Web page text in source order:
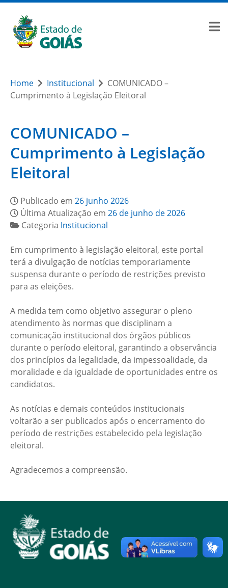
Home Institucional
COMUNICADO –
Cumprimento à Legislação Eleitoral
COMUNICADO –
Cumprimento à Legislação
Eleitoral
Publicado em 26 junho 2026
Última Atualização em 26 de junho de 2026
Categoria Institucional
Em cumprimento à legislação eleitoral, este portal
terá a divulgação de notícias temporariamente
suspensa durante o período de restrições previsto
para as eleições.
A medida tem como objetivo assegurar o pleno
atendimento às normas que disciplinam a
comunicação institucional dos órgãos públicos
durante o período eleitoral, garantindo a observância
dos princípios da legalidade, da impessoalidade, da
moralidade e da igualdade de oportunidades entre os
candidatos.
As notícias e demais conteúdos institucionais
voltarão a ser publicados após o encerramento do
período de restrições estabelecido pela legislação
eleitoral.
Agradecemos a compreensão.